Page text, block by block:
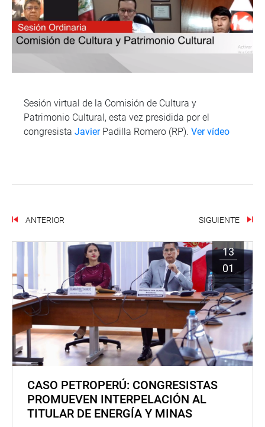
Sesión virtual de la Comisión de Cultura y
Patrimonio Cultural, esta vez presidida por el
congresista Javier Padilla Romero (RP). Ver vídeo
ANTERIOR SIGUIENTE
13
01
CASO PETROPERÚ: CONGRESISTAS
PROMUEVEN INTERPELACIÓN AL
TITULAR DE ENERGÍA Y MINAS